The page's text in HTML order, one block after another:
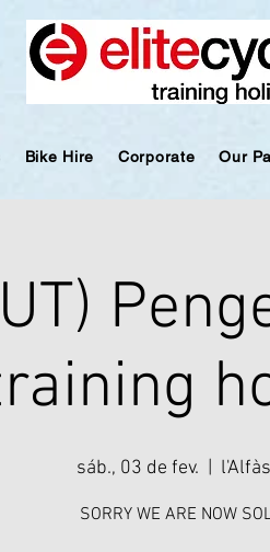
Bike Hire Corporate Our
sáb., 03 de fev.
SORRY WE ARE NOW